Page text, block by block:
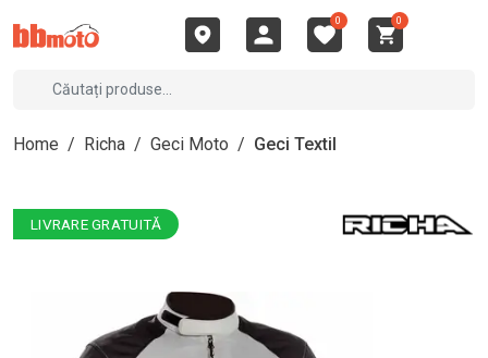
0 0
Home / Richa / Geci Moto / Geci Textil
LIVRARE GRATUITĂ